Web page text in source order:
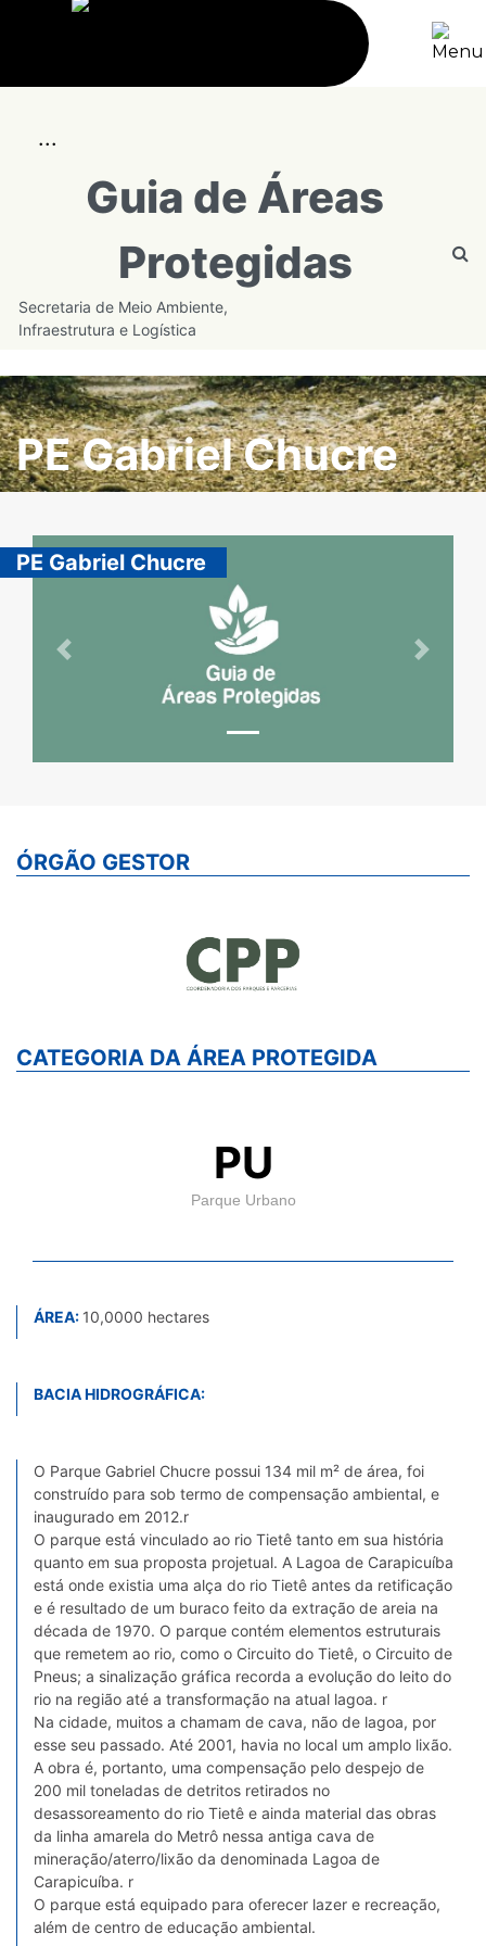
...
Guia de Áreas
Protegidas
Secretaria de Meio Ambiente,
Infraestrutura e Logística
PE Gabriel Chucre
PE Gabriel Chucre
Previous Next
ÓRGÃO GESTOR
CATEGORIA DA ÁREA PROTEGIDA
PU
Parque Urbano
ÁREA: 10,0000 hectares
BACIA HIDROGRÁFICA:
O Parque Gabriel Chucre possui 134 mil m² de área, foi
construído para sob termo de compensação ambiental, e
inaugurado em 2012.r
O parque está vinculado ao rio Tietê tanto em sua história
quanto em sua proposta projetual. A Lagoa de Carapicuíba
está onde existia uma alça do rio Tietê antes da retificação
e é resultado de um buraco feito da extração de areia na
década de 1970. O parque contém elementos estruturais
que remetem ao rio, como o Circuito do Tietê, o Circuito de
Pneus; a sinalização gráfica recorda a evolução do leito do
rio na região até a transformação na atual lagoa. r
Na cidade, muitos a chamam de cava, não de lagoa, por
esse seu passado. Até 2001, havia no local um amplo lixão.
A obra é, portanto, uma compensação pelo despejo de
200 mil toneladas de detritos retirados no
desassoreamento do rio Tietê e ainda material das obras
da linha amarela do Metrô nessa antiga cava de
mineração/aterro/lixão da denominada Lagoa de
Carapicuíba. r
O parque está equipado para oferecer lazer e recreação,
além de centro de educação ambiental.